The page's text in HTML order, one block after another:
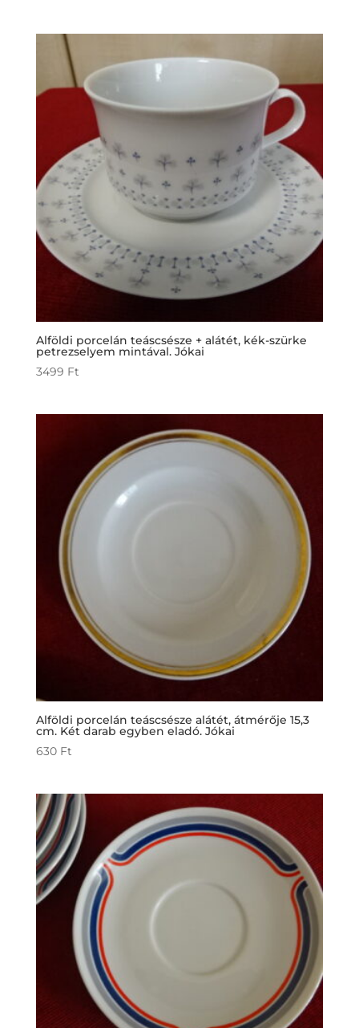
Alföldi porcelán teáscsésze + alátét, kék-szürke
petrezselyem mintával. Jókai
3499 Ft
Alföldi porcelán teáscsésze alátét, átmérője 15,3
cm. Két darab egyben eladó. Jókai
630 Ft